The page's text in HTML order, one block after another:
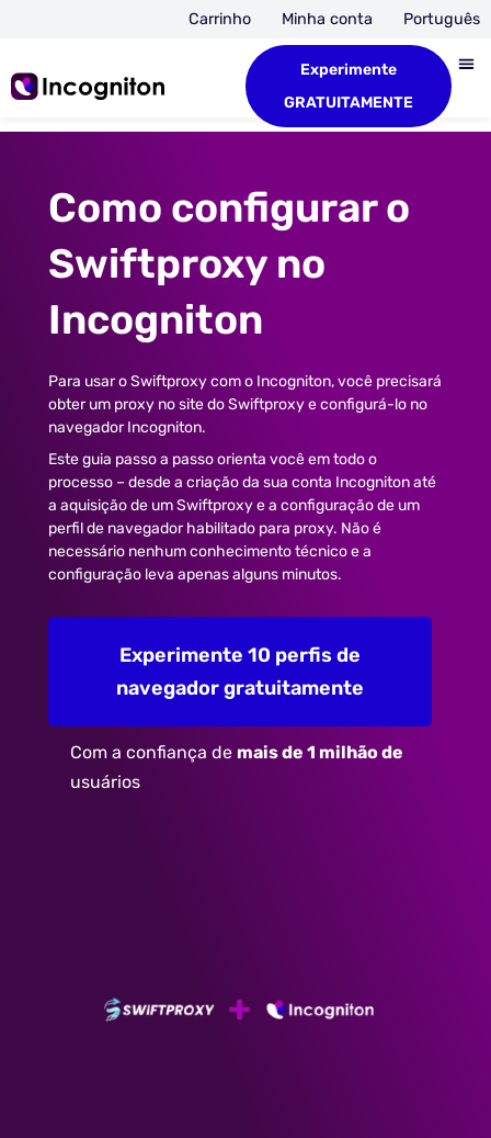
Carrinho Minha conta Português
Experimente
GRATUITAMENTE
Como configurar o
Swiftproxy no
Incogniton
Para usar o Swiftproxy com o Incogniton, você precisará
obter um proxy no site do Swiftproxy e configurá-lo no
navegador Incogniton.
Este guia passo a passo orienta você em todo o
processo – desde a criação da sua conta Incogniton até
a aquisição de um Swiftproxy e a configuração de um
perfil de navegador habilitado para proxy. Não é
necessário nenhum conhecimento técnico e a
configuração leva apenas alguns minutos.
Experimente 10 perfis de
navegador gratuitamente
Com a confiança de mais de 1 milhão de
usuários